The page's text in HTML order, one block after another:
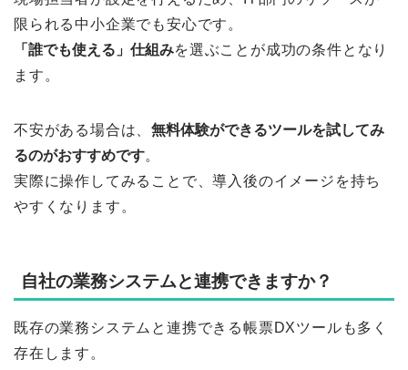
限られる中小企業でも安心です。
「誰でも使える」仕組みを選ぶことが成功の条件となり
ます。
不安がある場合は、無料体験ができるツールを試してみ
るのがおすすめです。
実際に操作してみることで、導入後のイメージを持ち
やすくなります。
自社の業務システムと連携できますか？
既存の業務システムと連携できる帳票DXツールも多く
存在します。